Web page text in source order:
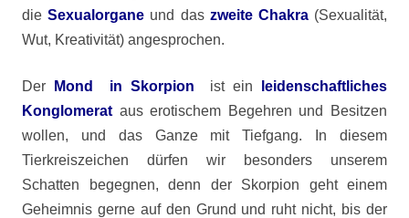
dieSexualorgane und das zweite Chakra(Sexualität,
Wut, Kreativität) angesprochen.
Der Mond in Skorpion ist ein
leidenschaftliches
Konglomerat aus erotischem Begehren und Besitzen
wollen, und das Ganze mit Tiefgang. In diesem
Tierkreiszeichen dürfen wir besonders unserem
Schatten begegnen, denn der Skorpion geht einem
Geheimnis gerne auf den Grund und ruht nicht, bis der